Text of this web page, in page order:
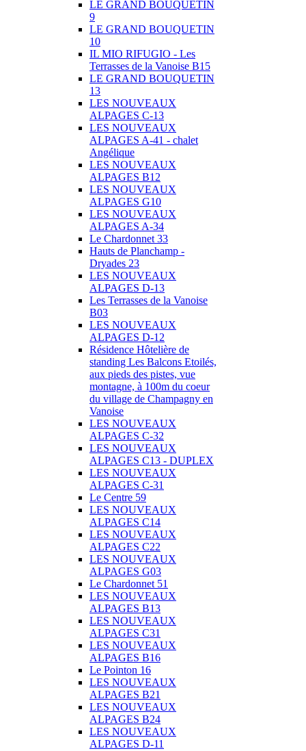
LE GRAND BOUQUETIN
9
LE GRAND BOUQUETIN
10
IL MIO RIFUGIO - Les
Terrasses de la Vanoise B15
LE GRAND BOUQUETIN
13
LES NOUVEAUX
ALPAGES C-13
LES NOUVEAUX
ALPAGES A-41 - chalet
Angélique
LES NOUVEAUX
ALPAGES B12
LES NOUVEAUX
ALPAGES G10
LES NOUVEAUX
ALPAGES A-34
Le Chardonnet 33
Hauts de Planchamp -
Dryades 23
LES NOUVEAUX
ALPAGES D-13
Les Terrasses de la Vanoise
B03
LES NOUVEAUX
ALPAGES D-12
Résidence Hôtelière de
standing Les Balcons Etoilés,
aux pieds des pistes, vue
montagne, à 100m du coeur
du village de Champagny en
Vanoise
LES NOUVEAUX
ALPAGES C-32
LES NOUVEAUX
ALPAGES C13 - DUPLEX
LES NOUVEAUX
ALPAGES C-31
Le Centre 59
LES NOUVEAUX
ALPAGES C14
LES NOUVEAUX
ALPAGES C22
LES NOUVEAUX
ALPAGES G03
Le Chardonnet 51
LES NOUVEAUX
ALPAGES B13
LES NOUVEAUX
ALPAGES C31
LES NOUVEAUX
ALPAGES B16
Le Pointon 16
LES NOUVEAUX
ALPAGES B21
LES NOUVEAUX
ALPAGES B24
LES NOUVEAUX
ALPAGES D-11